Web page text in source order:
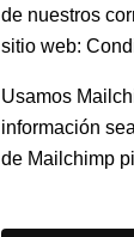
de nuestros
sitio web:
Usamos
información
de Mailchimp